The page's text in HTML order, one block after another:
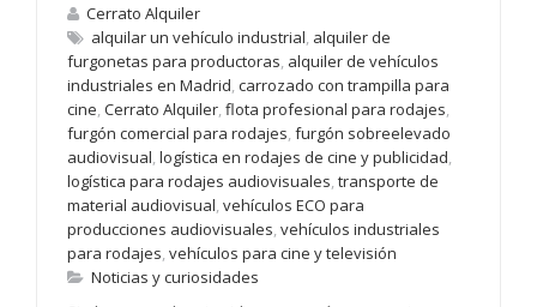
Cerrato Alquiler
alquilar un vehículo industrial, alquiler de
furgonetas para productoras, alquiler de vehículos
industriales en Madrid, carrozado con trampilla para
cine, Cerrato Alquiler, flota profesional para rodajes,
furgón comercial para rodajes, furgón sobreelevado
audiovisual, logística en rodajes de cine y publicidad,
logística para rodajes audiovisuales, transporte de
material audiovisual, vehículos ECO para
producciones audiovisuales, vehículos industriales
para rodajes, vehículos para cine y televisión
Noticias y curiosidades